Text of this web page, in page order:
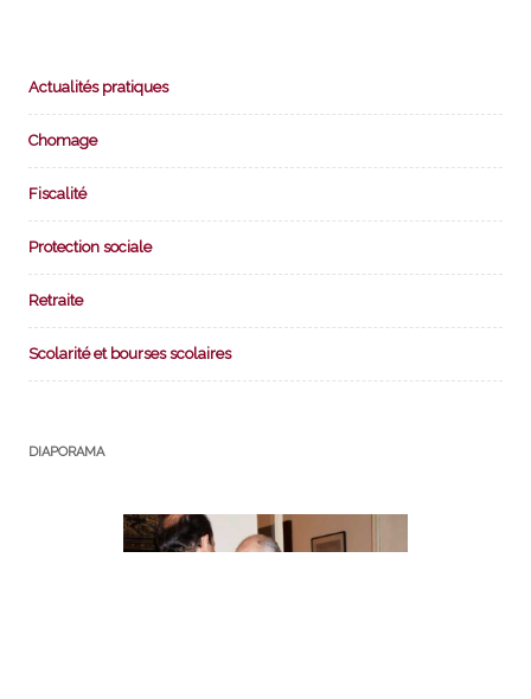
Actualités pratiques
Chomage
Fiscalité
Protection sociale
Retraite
Scolarité et bourses scolaires
DIAPORAMA